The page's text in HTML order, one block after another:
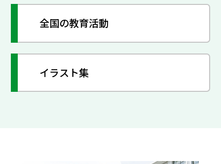
全国の教育活動
イラスト集